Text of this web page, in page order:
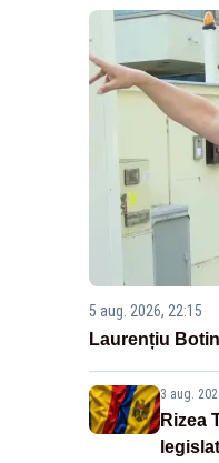
5 aug. 2026, 22:15
Laurențiu
3 aug.
Rizea